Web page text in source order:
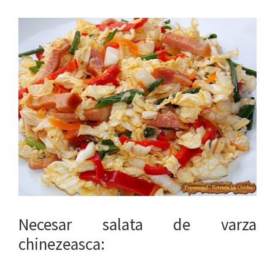
Necesar salata de varza
chinezeasca: